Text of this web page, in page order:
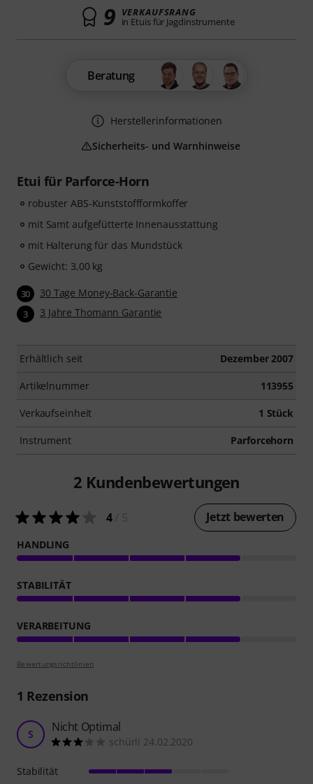
Etui für Parforce-Horn
robuster ABS-Kunststoffformkoffer
mit Samt aufgefütterte Innenausstattung
mit Halterung für das Mundstück
Gewicht: 3,00 kg
30 30 Tage Money-Back-Garantie
3 3 Jahre Thomann Garantie
Erhältlich seit Dezember 2007
Artikelnummer 113955
Verkaufseinheit 1 Stück
Instrument Parforcehorn
9 VERKAUFSRANG
in Etuis für Jagdinstrumente
Beratung
Herstellerinformationen
Sicherheits- und Warnhinweise
2 Kundenbewertungen
4/ 5 Jetzt bewerten
HANDLING
STABILITÄT
VERARBEITUNG
Bewertungsrichtlinien
1 Rezension
S Nicht Optimal
schürli 24.02.2020
Stabilität